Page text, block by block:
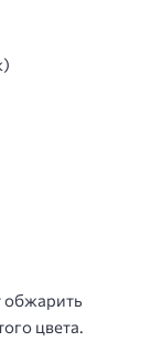
обжарить
цвета.